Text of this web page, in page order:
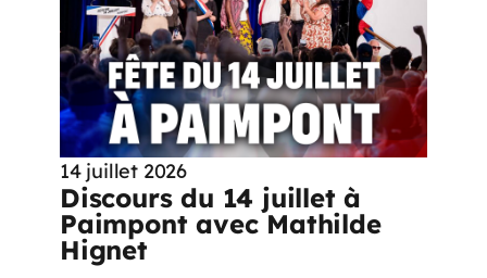
14 juillet 2026
Discours du 14 juillet à
Paimpont avec Mathilde
Hignet